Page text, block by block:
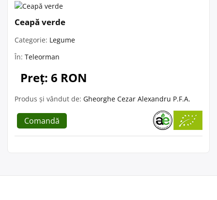
Ceapă verde
Categorie: Legume
În: Teleorman
Preț: 6 RON
Produs și vândut de: Gheorghe Cezar Alexandru P.F.A.
Comandă